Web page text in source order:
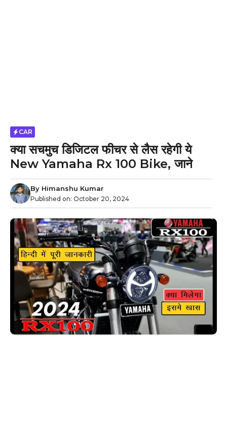
CAR
क्या सचमुच डिजिटल फीचर से लैस रहेगी ये
New Yamaha Rx 100 Bike, जाने
By Himanshu Kumar
Published on: October 20, 2024